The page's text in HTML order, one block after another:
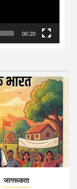
00:20
जागरूकता